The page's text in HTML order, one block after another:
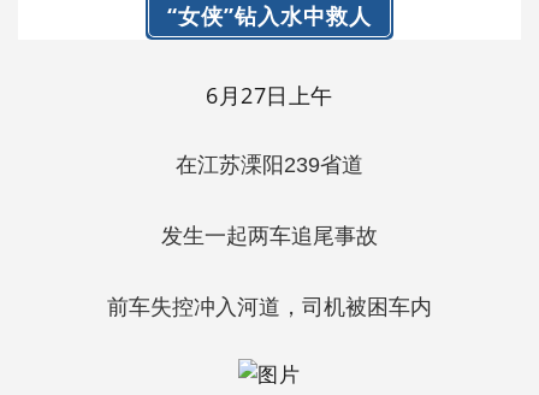
“女侠”钻入水中救人
6月27日上午
在江苏溧阳239省道
发生一起两车追尾事故
前车失控冲入河道，司机被困车内